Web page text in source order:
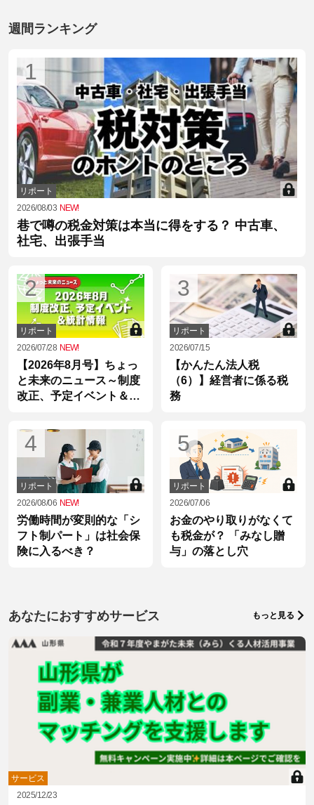
週間ランキング
1
リポート
2026/08/03 NEW!
巷で噂の税金対策は本当に得をする？ 中古車、
社宅、出張手当
2
リポート
2026/07/28 NEW!
【2026年8月号】ちょっ
と未来のニュース～制度
改正、予定イベント＆統
3
リポート
2026/07/15
【かんたん法人税
（6）】経営者に係る税
務
4
リポート
2026/08/06 NEW!
労働時間が変則的な「シ
フト制パート」は社会保
険に入るべき？
5
リポート
2026/07/06
お金のやり取りがなくて
も税金が？ 「みなし贈
与」の落とし穴
あなたにおすすめサービス もっと見る
サービス
2025/12/23